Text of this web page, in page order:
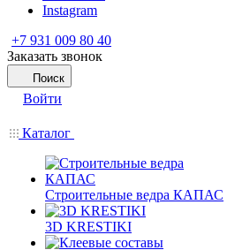
Instagram
+7 931 009 80 40
Заказать звонок
Поиск
Войти
Каталог
Строительные ведра КАПАС
3D KRESTIKI